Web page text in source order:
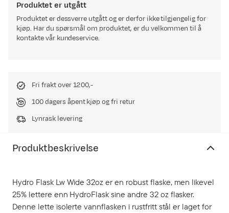
Produktet er utgått
Produktet er dessverre utgått og er derfor ikke tilgjengelig for
kjøp. Har du spørsmål om produktet, er du velkommen til å
kontakte vår kundeservice.
Fri frakt over 1200,-
100 dagers åpent kjøp og fri retur
Lynrask levering
Produktbeskrivelse
Hydro Flask Lw Wide 32oz er en robust flaske, men likevel
25% lettere enn HydroFlask sine andre 32 oz flasker.
Denne lette isolerte vannflasken i rustfritt stål er laget for